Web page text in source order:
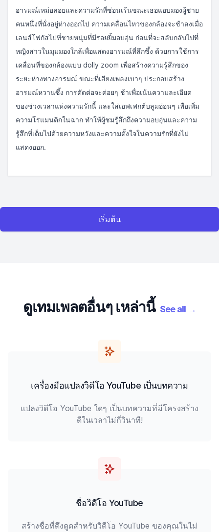
อารมณ์เหม่อลอยและความรักที่ซ่อนเร้นขณะเธอแอบมองผู้ชาย
คนหนึ่งที่นั่งอยู่ห่างออกไป ความเคลื่อนไหวของกล้องจะช้าลงเมื่อ
เลนส์โฟกัสไปที่ชายหนุ่มที่มีรอยยิ้มอบอุ่น ก่อนที่จะสลับกลับไปที่
หญิงสาวในมุมมองใกล้เพื่อแสดงอารมณ์ที่ลึกซึ้ง ด้วยการใช้การ
เคลื่อนที่ของกล้องแบบ dolly zoom เพื่อสร้างความรู้สึกของ
ระยะห่างทางอารมณ์ ขณะที่เสียงเพลงเบาๆ ประกอบสร้าง
อารมณ์หวานซึ้ง การตัดต่อจะค่อยๆ ช้าเพื่อเน้นความละเอียด
ของช่วงเวลาแห่งความรักนี้ และใส่เอฟเฟกต์บลูมอ่อนๆ เพื่อเพิ่ม
ความโรแมนติกในฉาก ทำให้ผู้ชมรู้สึกถึงความอบอุ่นและความ
รู้สึกที่เต็มไปด้วยความหวังและความตั้งใจในความรักที่ยังไม่
แสดงออก.
เริ่มต้น
ดูเทมเพลตอื่นๆ เหล่านี้ See all →
เครื่องมือแปลงวิดีโอ YouTube เป็นบทความ
แปลงวิดีโอ YouTube ใดๆ เป็นบทความที่มีโครงสร้าง
ดีในเวลาไม่กี่วินาที!
ชื่อวิดีโอ YouTube
สร้างชื่อที่ดึงดูดสำหรับวิดีโอ YouTube ของคุณในไม่